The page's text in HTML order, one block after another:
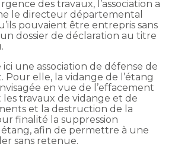
des travaux, l’association a
le directeur départemental
pouvaient être entrepris sans
dossier de déclaration au titre
une association de défense de
Pour elle, la vidange de l’étang
en vue de l’effacement
les travaux de vidange et de
et la destruction de la
finalité la suppression
afin de permettre à une
sans retenue.